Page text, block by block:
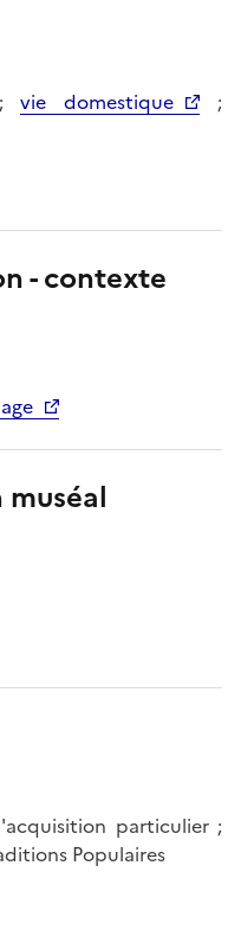
vie domestique
;
- contexte
particulier ;
Populaires